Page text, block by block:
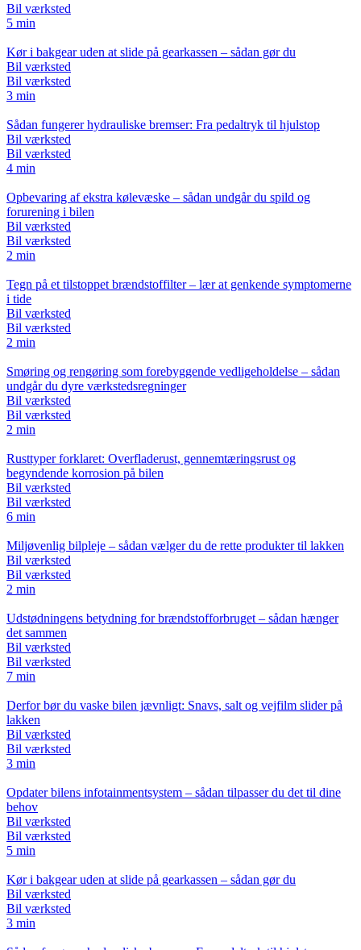
Bil værksted
5 min
Kør i bakgear uden at slide på gearkassen – sådan gør du
Bil værksted
Bil værksted
3 min
Sådan fungerer hydrauliske bremser: Fra pedaltryk til hjulstop
Bil værksted
Bil værksted
4 min
Opbevaring af ekstra kølevæske – sådan undgår du spild og
forurening i bilen
Bil værksted
Bil værksted
2 min
Tegn på et tilstoppet brændstoffilter – lær at genkende symptomerne
i tide
Bil værksted
Bil værksted
2 min
Smøring og rengøring som forebyggende vedligeholdelse – sådan
undgår du dyre værkstedsregninger
Bil værksted
Bil værksted
2 min
Rusttyper forklaret: Overfladerust, gennemtæringsrust og
begyndende korrosion på bilen
Bil værksted
Bil værksted
6 min
Miljøvenlig bilpleje – sådan vælger du de rette produkter til lakken
Bil værksted
Bil værksted
2 min
Udstødningens betydning for brændstofforbruget – sådan hænger
det sammen
Bil værksted
Bil værksted
7 min
Derfor bør du vaske bilen jævnligt: Snavs, salt og vejfilm slider på
lakken
Bil værksted
Bil værksted
3 min
Opdater bilens infotainmentsystem – sådan tilpasser du det til dine
behov
Bil værksted
Bil værksted
5 min
Kør i bakgear uden at slide på gearkassen – sådan gør du
Bil værksted
Bil værksted
3 min